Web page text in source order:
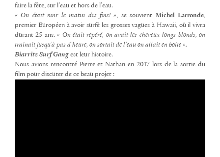
faire la fête, sur l’eau et hors de l’eau.
« On était noir le matin des fois! », se souvient Michel Larronde,
premier Européen à avoir surfé les grosses vagues à Hawaii, où il vivra
durant 25 ans.« On était repéré, on avait les cheveux longs blonds, on
trainait jusqu’à pas d’heure, on sortait de l’eau on allait en boite ».
Biarritz Surf Gang est leur histoire.
Nous avions rencontré Pierre et Nathan en 2017 lors de la sortie du
film pour discuter de ce beau projet :